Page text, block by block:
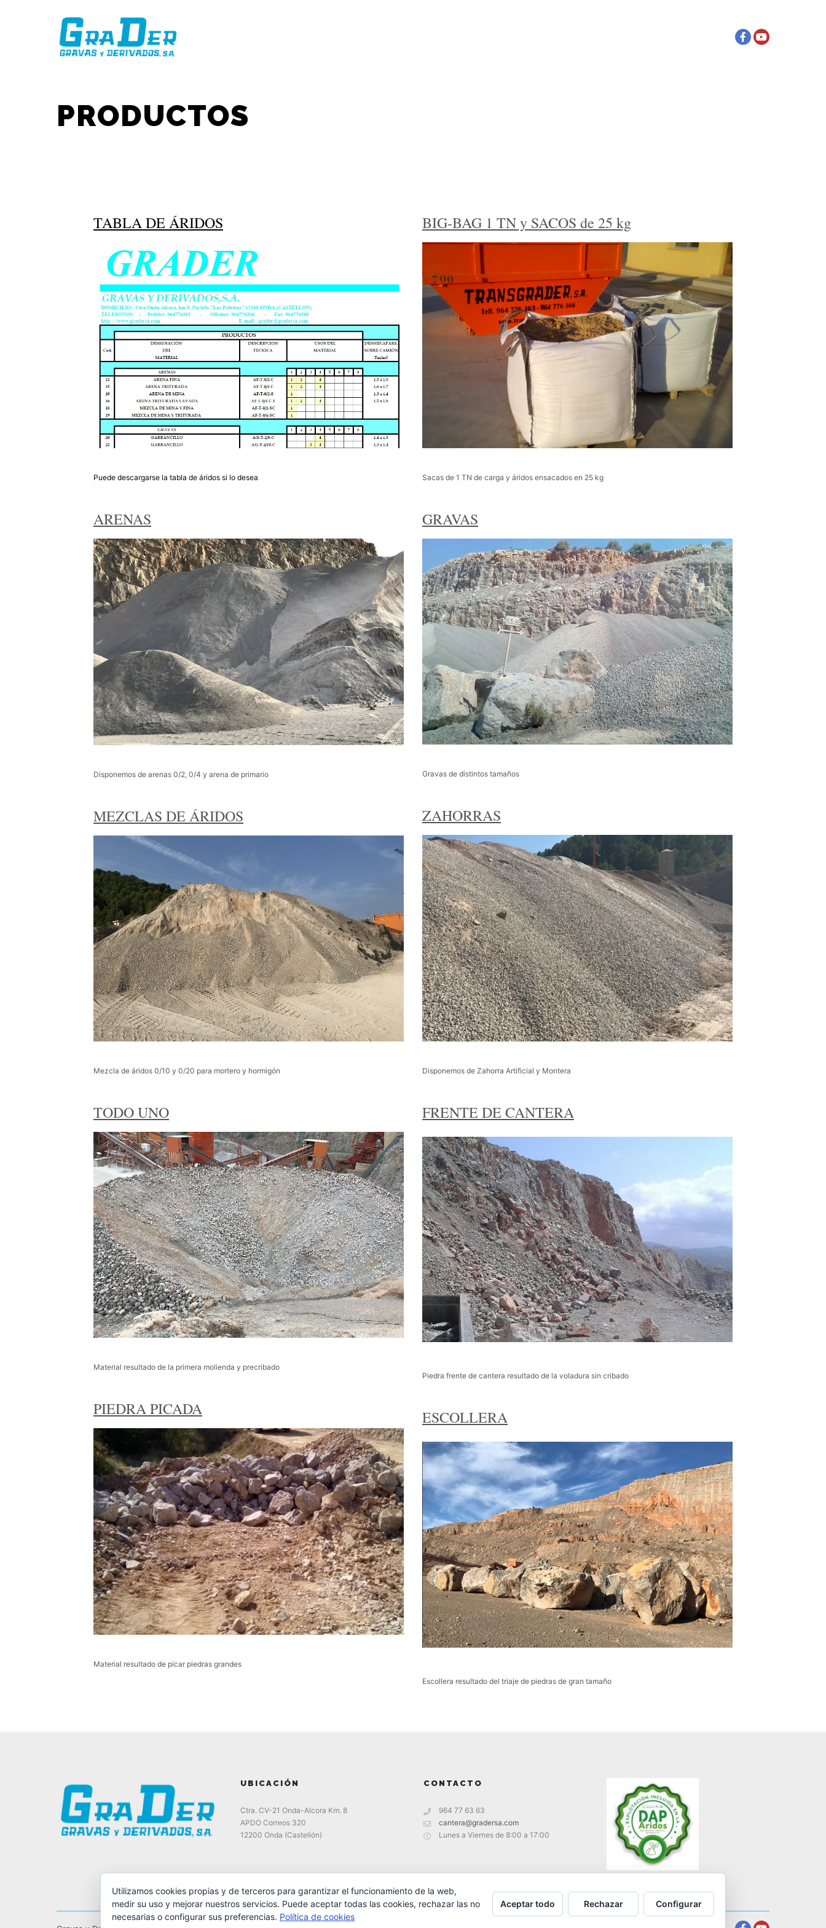
PRODUCTOS
TABLA DE ÁRIDOS
Puede descargarse la tabla de áridos si lo desea
ARENAS
Disponemos de arenas 0/2, 0/4 y arena de primario
MEZCLAS DE ÁRIDOS
Mezcla de áridos 0/10 y 0/20 para mortero y hormigón
TODO UNO
Material resultado de la primera molienda y precribado
PIEDRA PICADA
Material resultado de picar piedras grandes
BIG-BAG 1 TN y SACOS de 25 kg
Sacas de 1 TN de carga y áridos ensacados en 25 kg
GRAVAS
Gravas de distintos tamaños
ZAHORRAS
Disponemos de Zahorra Artificial y Montera
FRENTE DE CANTERA
Piedra frente de cantera resultado de la voladura sin cribado
ESCOLLERA
Escollera resultado del triaje de piedras de gran tamaño
UBICACIÓN
Ctra. CV-21 Onda-Alcora Km. 8
APDO Correos 320
12200 Onda (Castellón)
CONTACTO
964 77 63 63
cantera@gradersa.com
Lunes a Viernes de 8:00 a 17:00
Utilizamos cookies propias y de terceros para garantizar el funcionamiento de la web,
medir su uso y mejorar nuestros servicios. Puede aceptar todas las cookies, rechazar las no
necesarias o configurar sus preferencias. Política de cookies
Aceptar todo Rechazar Configurar